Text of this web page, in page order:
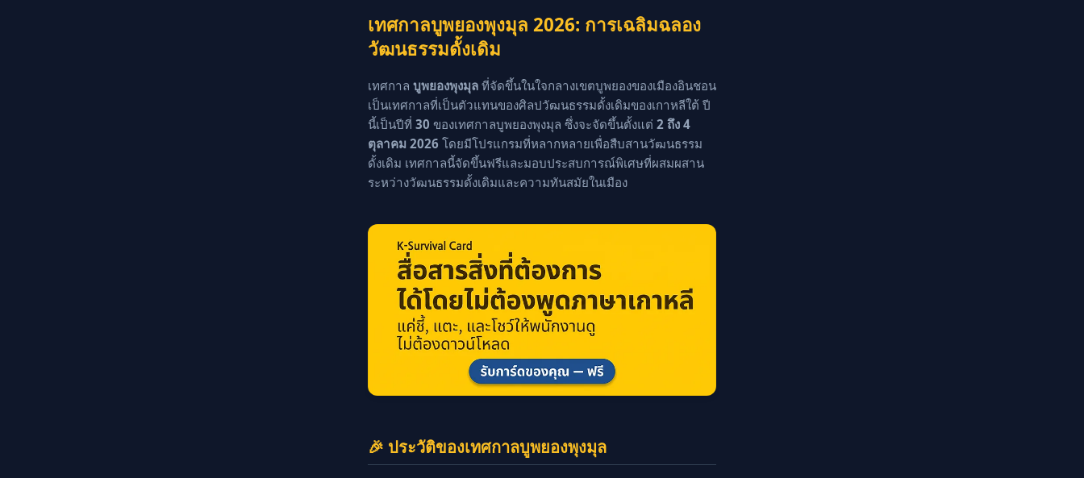
เทศกาลบูพยองพุงมุล 2026: การเฉลิมฉลอง
วัฒนธรรมดั้งเดิม
เทศกาล บูพยองพุงมุล ที่จัดขึ้นในใจกลางเขตบูพยองของเมืองอินชอน
เป็นเทศกาลที่เป็นตัวแทนของศิลปวัฒนธรรมดั้งเดิมของเกาหลีใต้ ปี
นี้เป็นปีที่ 30 ของเทศกาลบูพยองพุงมุล ซึ่งจะจัดขึ้นตั้งแต่ 2 ถึง 4
ตุลาคม 2026 โดยมีโปรแกรมที่หลากหลายเพื่อสืบสานวัฒนธรรม
ดั้งเดิม เทศกาลนี้จัดขึ้นฟรีและมอบประสบการณ์พิเศษที่ผสมผสาน
ระหว่างวัฒนธรรมดั้งเดิมและความทันสมัยในเมือง
🎉 ประวัติของเทศกาลบูพยองพุงมุล